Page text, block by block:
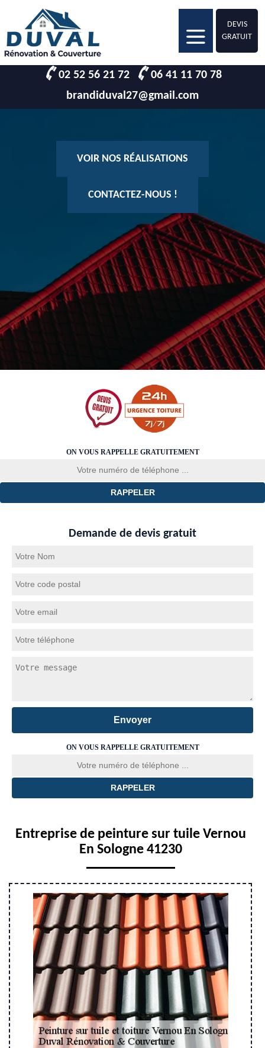
DEVIS
GRATUIT
02 52 56 21 72
06 41 11 70 78
brandiduval27@gmail.com
VOIR NOS RÉALISATIONS
CONTACTEZ-NOUS !
ON VOUS RAPPELLE GRATUITEMENT
Demande de devis gratuit
ON VOUS RAPPELLE GRATUITEMENT
Entreprise de peinture sur tuile Vernou
En Sologne 41230